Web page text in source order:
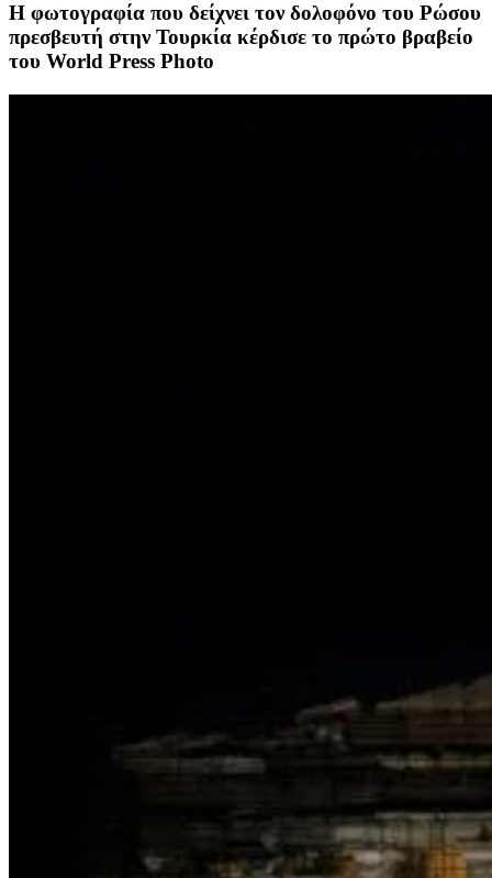
Η φωτογραφία που δείχνει τον δολοφόνο του Ρώσου
πρεσβευτή στην Τουρκία κέρδισε το πρώτο βραβείο
του World Press Photo